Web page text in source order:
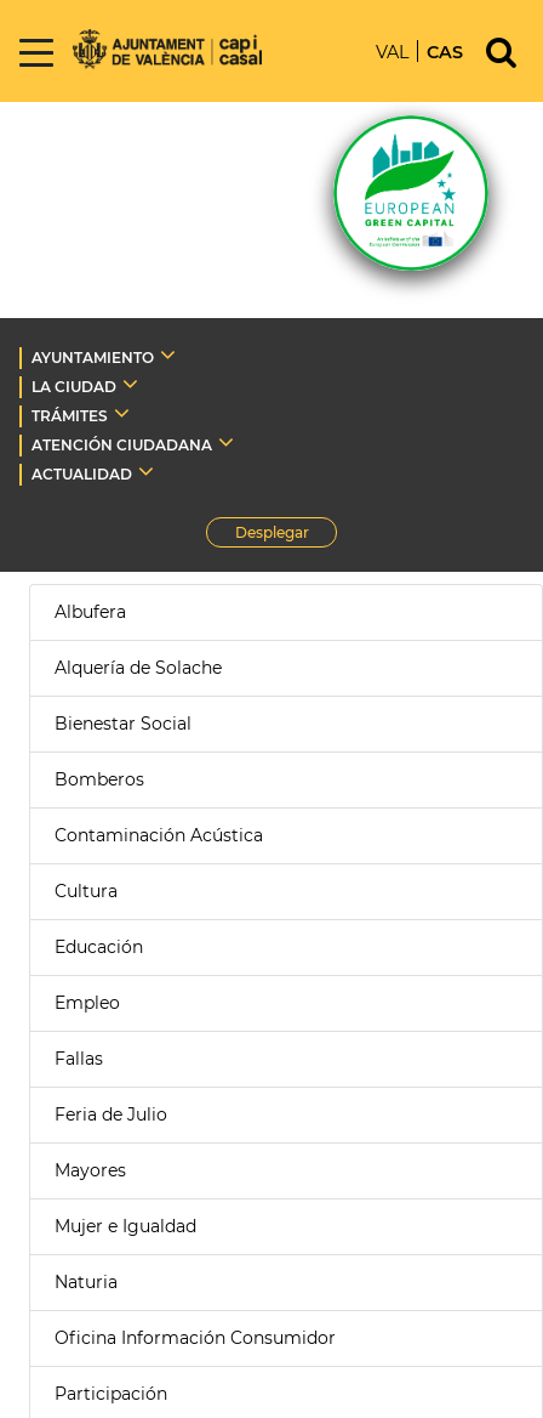
VAL CAS
AYUNTAMIENTO
LA CIUDAD
TRÁMITES
ATENCIÓN CIUDADANA
ACTUALIDAD
Desplegar
Albufera
Alquería de Solache
Bienestar Social
Bomberos
Contaminación Acústica
Cultura
Educación
Empleo
Fallas
Feria de Julio
Mayores
Mujer e Igualdad
Naturia
Oficina Información Consumidor
Participación